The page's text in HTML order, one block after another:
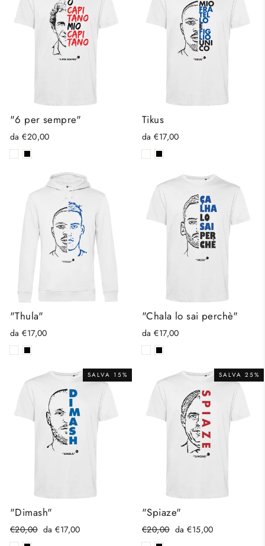
"6 per sempre"
da €20,00
Tikus
da €17,00
"Thula"
da €17,00
"Chala lo sai perchè"
da €17,00
SALVA 15%
"Dimash"
Prezzo
di
€20,00 Prezzo
da €17,00
SALVA 25%
"Spiaze"
Prezzo
di
€20,00 Prezzo
da €15,00